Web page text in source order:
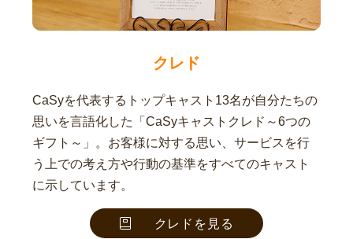
クレド
CaSyを代表するトップキャスト13名が自分たちの
思いを言語化した「CaSyキャストクレド～6つの
ギフト～」。お客様に対する思い、サービスを行
う上での考え方や行動の基準をすべてのキャスト
に示しています。
クレドを見る